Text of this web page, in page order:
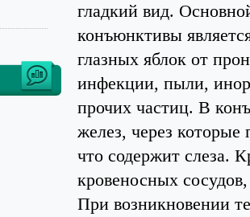
гладкий вид.
конъюнктивы
глазных яблок от
инфекции, пыли,
прочих частиц. В
желез, через которые
что содержит слеза.
кровеносных
При возникновении